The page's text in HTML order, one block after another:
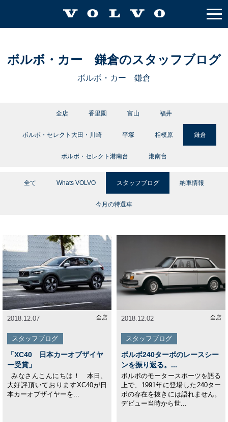
ボルボ・カー 鎌倉のスタッフブログ
ボルボ・カー 鎌倉
全店 香里園 富山 福井
ボルボ・セレクト大田・川崎 平塚 相模原 鎌倉
ボルボ・セレクト港南台 港南台
全て Whats VOLVO スタッフブログ 納車情報
今月の特選車
2018.12.07 全店
スタッフブログ
「XC40 日本カーオブザイヤ
ー受賞」
みなさんこんにちは！ 本日、
大好評頂いておりますXC40が日
本カーオブザイヤーを...
2018.12.02 全店
スタッフブログ
ボルボ240ターボのレースシー
ンを振り返る。...
ボルボのモータースポーツを語る
上で、1991年に登場した240ター
ボの存在を抜きには語れません。
デビュー当時から世...